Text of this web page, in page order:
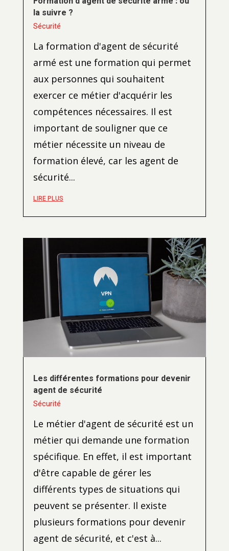
la suivre ?
Sécurité
La formation d'agent de sécurité
armé est une formation qui permet
aux personnes qui souhaitent
exercer ce métier d'acquérir les
compétences nécessaires. Il est
important de souligner que ce
métier nécessite un niveau de
formation élevé, car les agent de
sécurité...
LIRE PLUS
Les différentes formations pour devenir
agent de sécurité
Sécurité
Le métier d'agent de sécurité est un
métier qui demande une formation
spécifique. En effet, il est important
d'être capable de gérer les
différents types de situations qui
peuvent se présenter. Il existe
plusieurs formations pour devenir
agent de sécurité, et c'est à...